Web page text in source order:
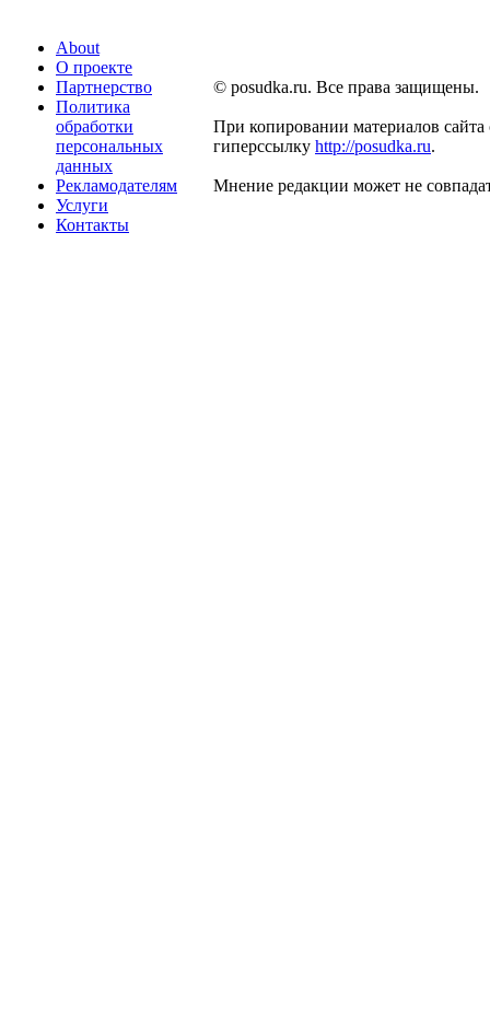
About
О проекте
Партнерство
Политика
обработки
персональных
данных
Рекламодателям
Услуги
Контакты
© posudka.ru. Все права защищены.
При копировании материалов сайта
гиперссылку http://posudka.ru.
Мнение редакции может не